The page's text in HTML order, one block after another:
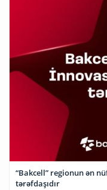
“Bakcell” regionun ən
tərəfdaşıdır